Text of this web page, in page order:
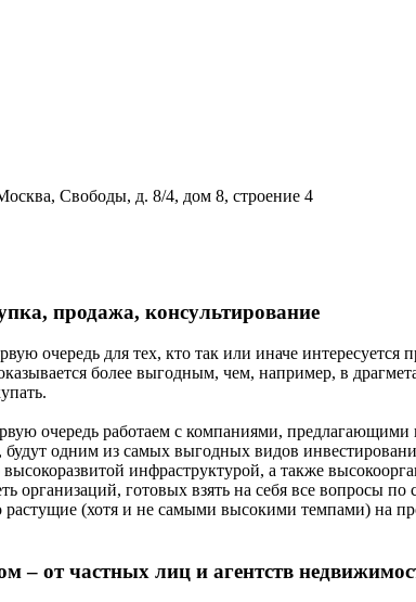
Свободы, д. 8/4, дом 8, строение 4
продажа, консультирование
очередь для тех, кто так или иначе
более выгодным, чем, например, в
очередь работаем с компаниями,
одним из самых выгодных видов
высокоразвитой инфраструктурой, а также
организаций, готовых взять на себя все вопросы
(хотя и не самыми высокими темпами) на
– от частных лиц и агентств